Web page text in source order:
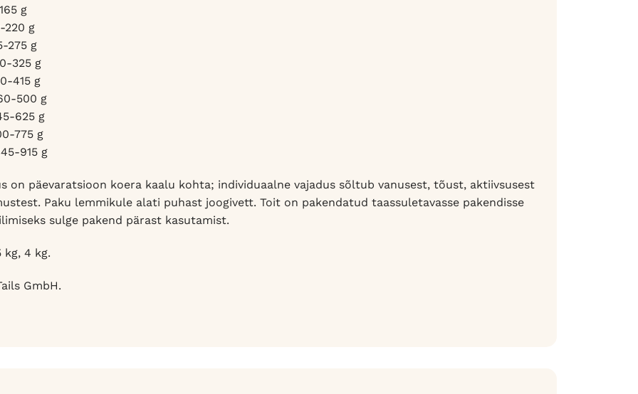
g
220 g
275 g
325 g
415 g
500 g
625 g
775 g
915 g
on päevaratsioon koera kaalu kohta; individuaalne vajadus sõltub vanusest, tõust, aktiivsusest
Paku lemmikule alati puhast joogivett. Toit on pakendatud taassuletavasse pakendisse
sulge pakend pärast kasutamist.
kg, 4 kg.
GmbH.